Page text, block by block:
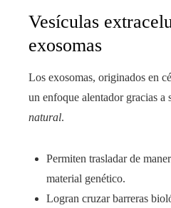
Vesículas
exosomas
Los exosomas, originados en
un enfoque alentador gracias a
natural.
Permiten trasladar de
material genético.
Logran cruzar barreras